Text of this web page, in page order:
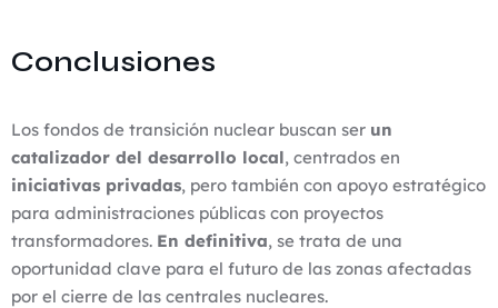
Conclusiones
Los fondos de transición nuclear buscan ser un
catalizador del desarrollo local, centrados en
iniciativas privadas, pero también con apoyo estratégico
para administraciones públicas con proyectos
transformadores. En definitiva, se trata de una
oportunidad clave para el futuro de las zonas afectadas
por el cierre de las centrales nucleares.